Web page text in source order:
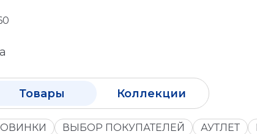
Товары Коллекции
ВЫБОР ПОКУПАТЕЛЕЙ АУТЛЕТ